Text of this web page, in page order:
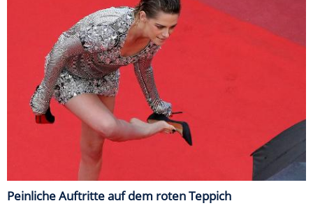
Peinliche Auftritte auf dem roten Teppich